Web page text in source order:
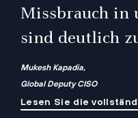
Missbrauch in
sind deutlich
Mukesh Kapadia,
Global Deputy CISO
Lesen Sie die